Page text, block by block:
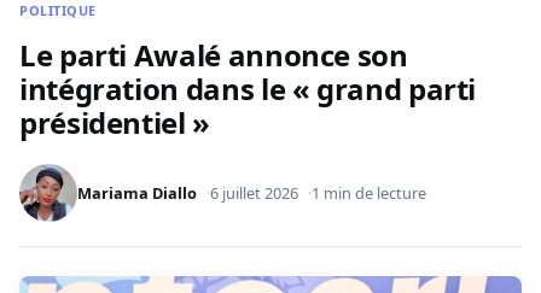
POLITIQUE
Le parti Awalé annonce son
intégration dans le « grand parti
présidentiel »
Mariama Diallo 6 juillet 2026 1 min de lecture